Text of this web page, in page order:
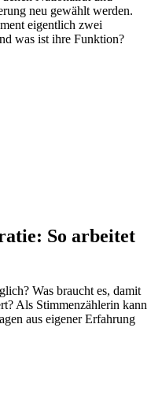
neu gewählt werden.
eigentlich zwei
was ist ihre Funktion?
So arbeitet
Was braucht es, damit
Als Stimmenzählerin kann
aus eigener Erfahrung